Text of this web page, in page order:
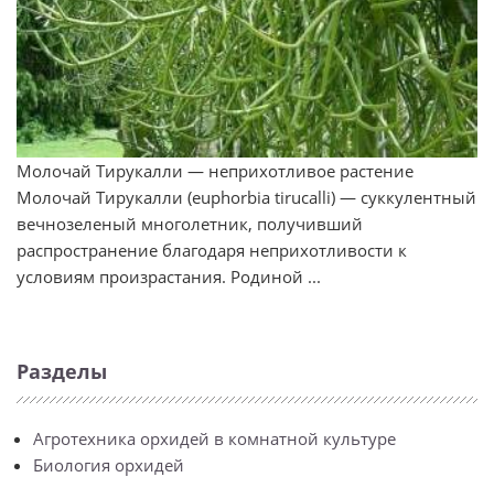
Молочай Тирукалли — неприхотливое растение
Молочай Тирукалли (euphorbia tirucalli) — суккулентный
вечнозеленый многолетник, получивший
распространение благодаря неприхотливости к
условиям произрастания. Родиной ...
Разделы
Агротехника орхидей в комнатной культуре
Биология орхидей